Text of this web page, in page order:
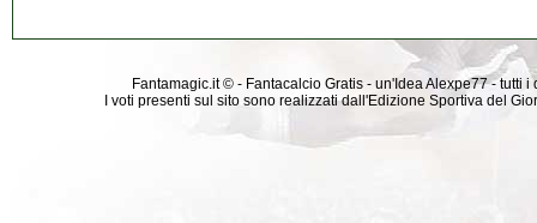
Fantamagic.it © - Fantacalcio Gratis - un'Idea Alexpe77 -
I voti presenti sul sito sono realizzati dall'Edizione Sportiva del